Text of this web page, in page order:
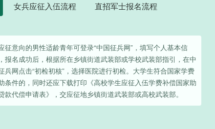
女兵应征入伍流程 直招军士报名流程
征意向的男性适龄青年可登录“中国征兵网”，填写个人基本信
报名成功后，根据所在乡镇街道武装部或学校武装部指引，在中
兵网点击“初检初核”，选择医院进行初检。大学生符合国家学费
条件的，同时还应下载打印《高校学生应征入伍学费补偿国家助
款代偿申请表》，交应征地乡镇街道武装部或高校武装部。